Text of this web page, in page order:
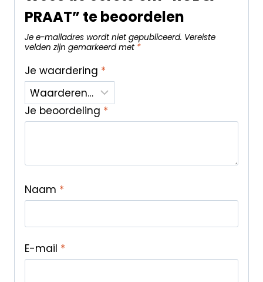
PRAAT” te beoordelen
Je e-mailadres wordt niet gepubliceerd. Vereiste
velden zijn gemarkeerd met *
Je waardering *
Je beoordeling *
Naam *
E-mail *